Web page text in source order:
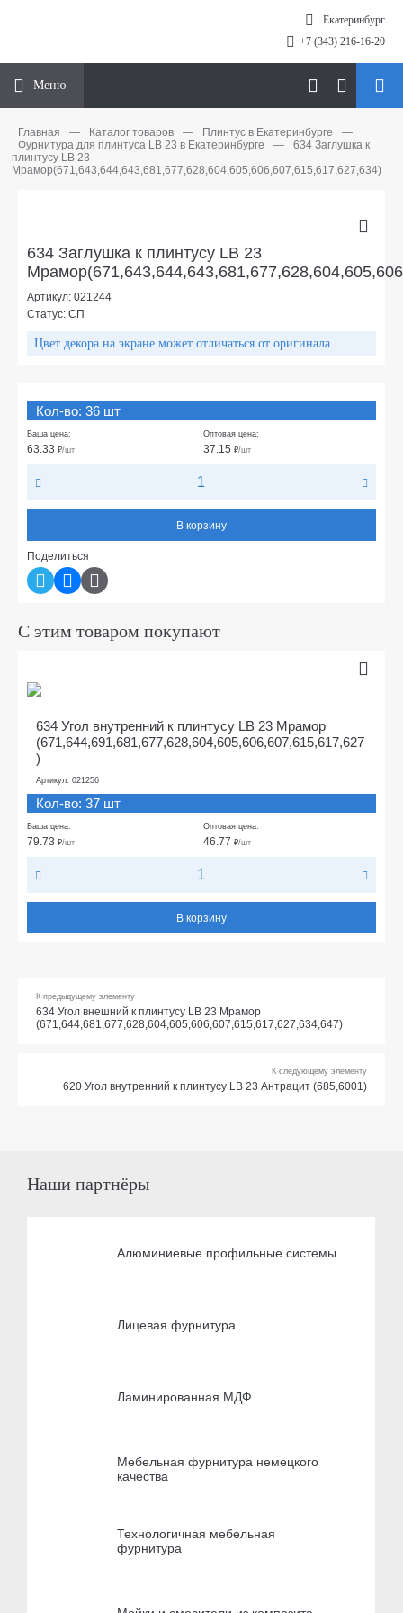
Екатеринбург
+7 (343) 216-16-20
Меню
Главная — Каталог товаров — Плинтус в Екатеринбурге
—
Фурнитура для плинтуса LB 23 в Екатеринбурге
—
634 Заглушка к
плинтусу LB 23
Мрамор(671,643,644,643,681,677,628,604,605,606,607,615,617,627,634)
634 Заглушка к плинтусу LB 23
Артикул: 021244
Статус: СП
Цвет декора на экране может отличаться от оригинала
Кол-во: 36 шт
Ваша цена:
63.33 ₽/шт
Оптовая цена:
37.15₽/шт
В корзину
Поделиться
С этим товаром покупают
634 Угол внутренний к плинтусу LB 23 Мрамор
(671,644,691,681,677,628,604,605,606,607,615,617,627
)
Артикул: 021256
Кол-во: 37 шт
Ваша цена:
79.73 ₽/шт
Оптовая цена:
46.77₽/шт
В корзину
К предыдущему элементу
634 Угол внешний к плинтусу LB 23 Мрамор
(671,644,681,677,628,604,605,606,607,615,617,627,634,647)
К следующему элементу
620 Угол внутренний к плинтусу LB 23 Антрацит (685,6001)
Наши партнёры
Алюминиевые профильные системы
Лицевая фурнитура
Ламинированная МДФ
Мебельная фурнитура немецкого
качества
Технологичная мебельная
фурнитура